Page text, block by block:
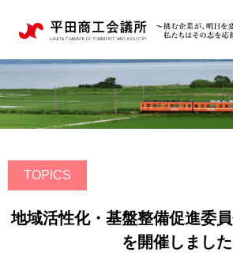
TOPICS
地域活性化・基盤整備促進委
を開催しました